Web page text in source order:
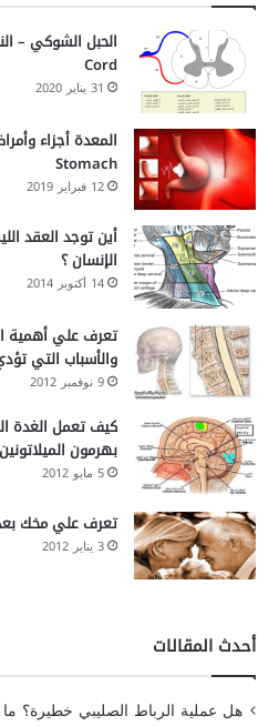
Cord
31 يناير 2020
Stomach
12 فبراير 2019
أين توجد العقد
الإنسان ؟
14 أكتوبر 2014
تعرف علي أهمية
والأسباب التي
9 نوفمبر 2012
كيف تعمل الغدة
بهرمون الميلاتونين
5 مايو 2012
تعرف علي مخك
3 يناير 2012
أحدث المقالات
هل عملية الرباط الصليبي خطيرة؟